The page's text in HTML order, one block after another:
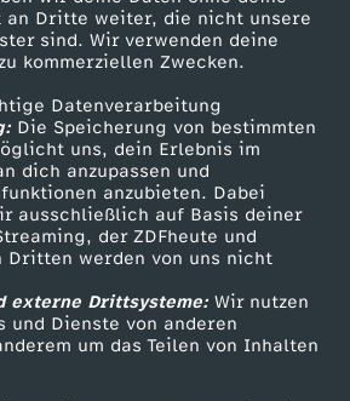
Dritte weiter, die nicht unsere
sind. Wir verwenden deine
kommerziellen Zwecken.
Datenverarbeitung
Die Speicherung von bestimmten
uns, dein Erlebnis im
dich anzupassen und
anzubieten. Dabei
ausschließlich auf Basis deiner
der ZDFheute und
Dritten werden von uns nicht
externe Drittsysteme:Wir nutzen
und Dienste von anderen
um das Teilen von Inhalten
Kontakt zum ZDF
Tickets
Zuschauerservice
Hilfe